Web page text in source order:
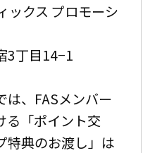
ックス プロモーシ
3丁目14−1
、FASメンバー
る「ポイント交
特典のお渡し」は